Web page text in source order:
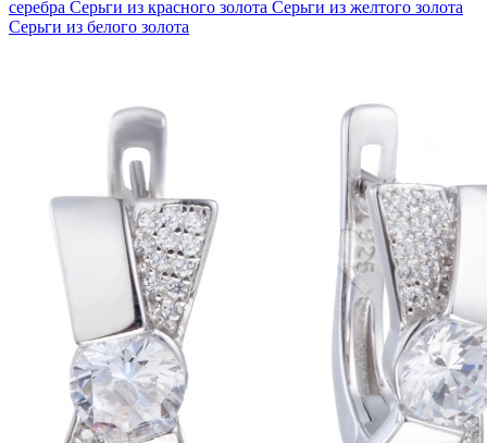
серебра Серьги из красного золота Серьги из желтого золота
Серьги из белого золота